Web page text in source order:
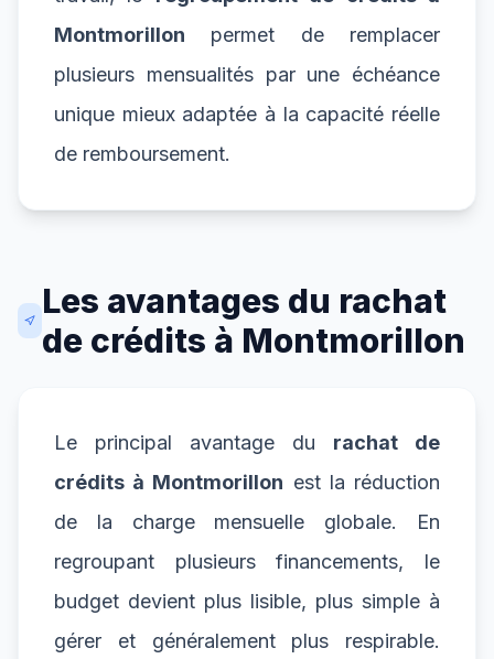
Montmorillon permet de remplacer
plusieurs mensualités par une échéance
unique mieux adaptée à la capacité réelle
de remboursement.
Les avantages du rachat
de crédits à Montmorillon
Le principal avantage du rachat de
crédits à Montmorillon est la réduction
de la charge mensuelle globale. En
regroupant plusieurs financements, le
budget devient plus lisible, plus simple à
gérer et généralement plus respirable.